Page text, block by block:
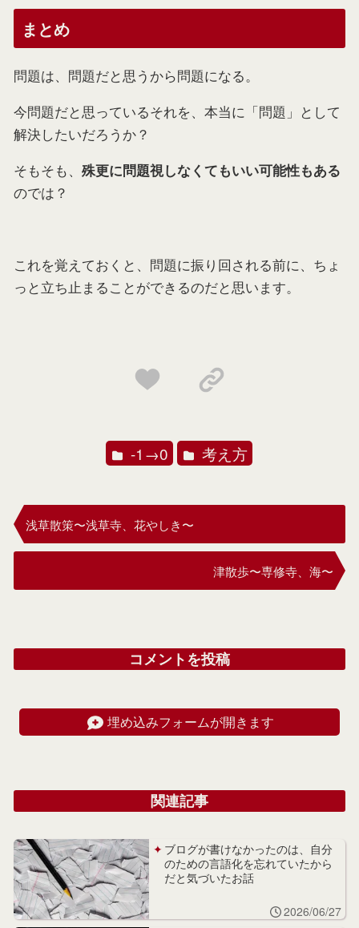
まとめ
問題は、問題だと思うから問題になる。
今問題だと思っているそれを、本当に「問題」として
解決したいだろうか？
そもそも、 殊更に問題視しなくてもいい可能性もある
のでは？
これを覚えておくと、問題に振り回される前に、ちょ
っと立ち止まることができるのだと思います。
-1→0 考え方
浅草散策〜浅草寺、花やしき〜
津散歩〜専修寺、海〜
コメントを投稿
埋め込みフォームが開きます
関連記事
ブログが書けなかったのは、自分
のための言語化を忘れていたから
だと気づいたお話
2026/06/27